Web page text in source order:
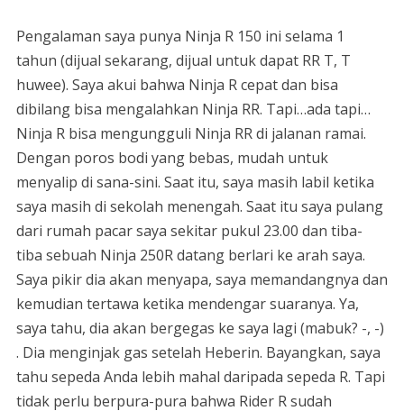
Pengalaman saya punya Ninja R 150 ini selama 1
tahun (dijual sekarang, dijual untuk dapat RR T, T
huwee). Saya akui bahwa Ninja R cepat dan bisa
dibilang bisa mengalahkan Ninja RR. Tapi…ada tapi…
Ninja R bisa mengungguli Ninja RR di jalanan ramai.
Dengan poros bodi yang bebas, mudah untuk
menyalip di sana-sini. Saat itu, saya masih labil ketika
saya masih di sekolah menengah. Saat itu saya pulang
dari rumah pacar saya sekitar pukul 23.00 dan tiba-
tiba sebuah Ninja 250R datang berlari ke arah saya.
Saya pikir dia akan menyapa, saya memandangnya dan
kemudian tertawa ketika mendengar suaranya. Ya,
saya tahu, dia akan bergegas ke saya lagi (mabuk? -, -)
. Dia menginjak gas setelah Heberin. Bayangkan, saya
tahu sepeda Anda lebih mahal daripada sepeda R. Tapi
tidak perlu berpura-pura bahwa Rider R sudah